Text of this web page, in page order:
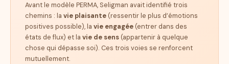
Avant le modèle PERMA, Seligman avait identifié trois
chemins : la vie plaisante (ressentir le plus d’émotions
positives possible), la vie engagée (entrer dans des
états de flux) et la vie de sens (appartenir à quelque
chose qui dépasse soi). Ces trois voies se renforcent
mutuellement.